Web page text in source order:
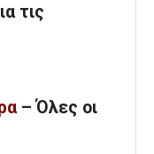
τις
– Όλες οι